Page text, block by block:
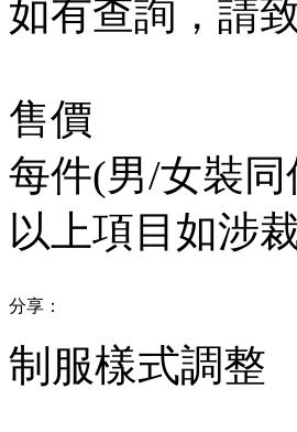
如有查詢，請
售價
每件(男/女裝
以上項目如涉
分享：
制服樣式調整